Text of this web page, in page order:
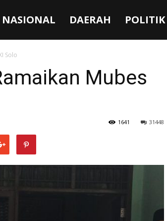
NASIONAL DAERAH POLITIK
Solo
Mubes
31448
1641